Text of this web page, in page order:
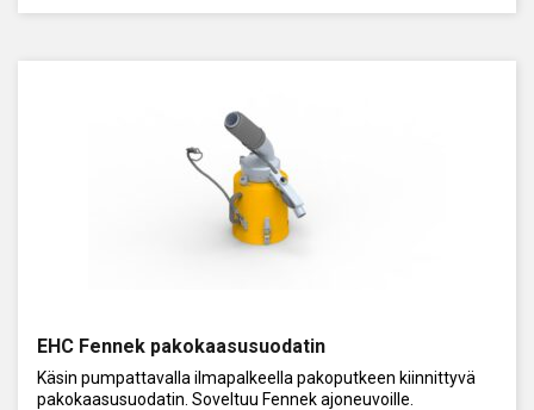
EHC Fennek pakokaasusuodatin
Käsin pumpattavalla ilmapalkeella pakoputkeen kiinnittyvä
pakokaasusuodatin. Soveltuu Fennek ajoneuvoille.